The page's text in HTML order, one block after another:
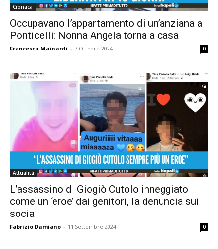
Cronaca
Occupavano l’appartamento di un’anziana a
Ponticelli: Nonna Angela torna a casa
Francesca Mainardi - 7 Ottobre 2024 0
Attualità
L’assassino di Giogiò Cutolo inneggiato
come un ‘eroe’ dai genitori, la denuncia sui
social
Fabrizio Damiano - 11 Settembre 2024 0